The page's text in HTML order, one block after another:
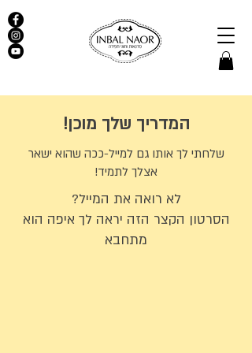
המדריך שלך מוכן!
שלחתי לך אותו גם למייל-ככה שהוא ישאר
אצלך לתמיד!
לא רואה את המייל?
הסרטון הקצר הזה יראה לך איפה הוא
מתחבא